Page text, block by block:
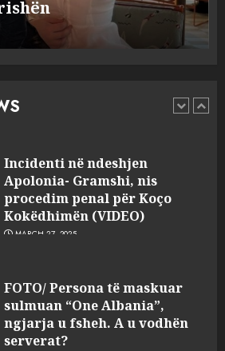
Punonjësja e UKT akuzon
pasuri të pajustifikuar
Incidenti në ndeshjen
Apolonia- Gramshi, nis
procedim penal për Koço
Kokëdhimën (VIDEO)
MARCH 27, 2025
FOTO/ Persona të maskuar
sulmuan “One Albania”,
ngjarja u fsheh. A u vodhën
serverat?